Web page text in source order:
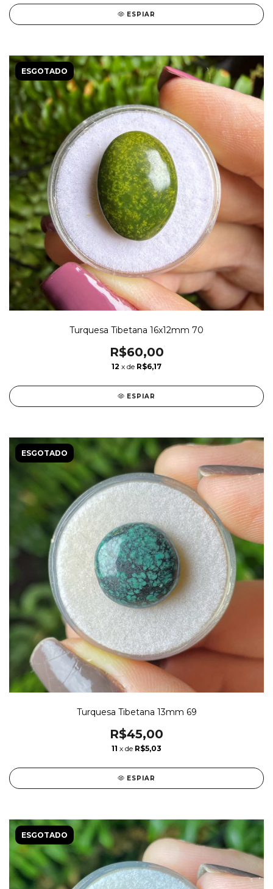
ESPIAR
ESGOTADO
Turquesa Tibetana 16x12mm 70
R$60,00
12 x de R$6,17
ESPIAR
ESGOTADO
Turquesa Tibetana 13mm 69
R$45,00
11 x de R$5,03
ESPIAR
ESGOTADO